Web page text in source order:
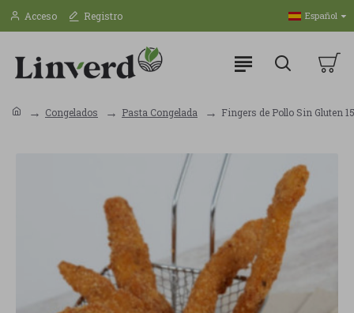
Acceso Registro Español
Congelados Pasta Congelada Fingers de Pollo Sin Gluten